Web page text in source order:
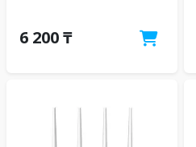
6 200 ₸